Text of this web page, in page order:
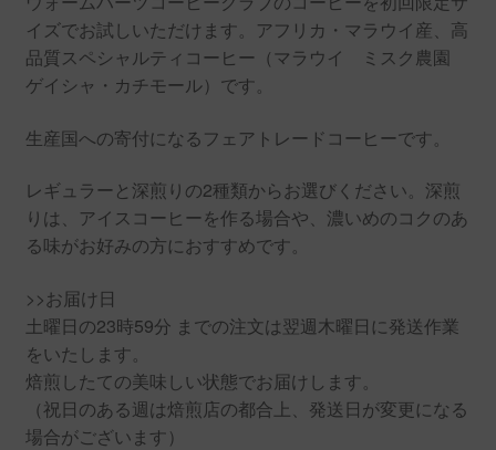
イズでお試しいただけます。アフリカ・マラウイ産、高
品質スペシャルティコーヒー（マラウイ ミスク農園
ゲイシャ・カチモール）です。
生産国への寄付になるフェアトレードコーヒーです。
レギュラーと深煎りの2種類からお選びください。深煎
りは、アイスコーヒーを作る場合や、濃いめのコクのあ
る味がお好みの方におすすめです。
>>お届け日
土曜日の23時59分 までの注文は翌週木曜日に発送作業
をいたします。
焙煎したての美味しい状態でお届けします。
（祝日のある週は焙煎店の都合上、発送日が変更になる
場合がございます）